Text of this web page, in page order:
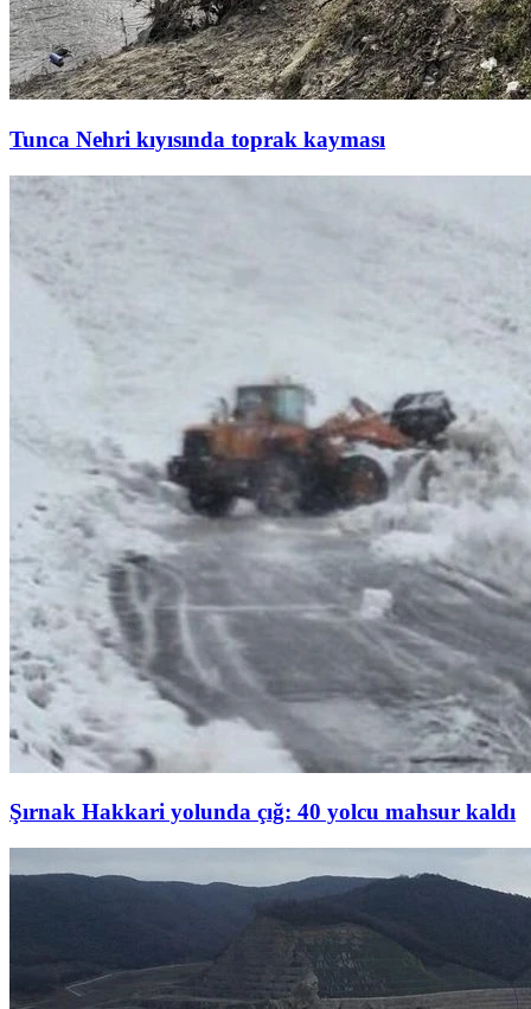
Tunca Nehri kıyısında toprak kayması
Şırnak Hakkari yolunda çığ: 40 yolcu mahsur kaldı